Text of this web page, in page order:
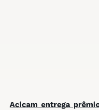
Acicam entrega